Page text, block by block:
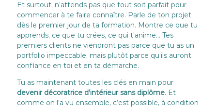
Et surtout, n’attends pas que tout soit parfait pour
commencer à te faire connaître. Parle de ton projet
dès le premier jour de ta formation. Montre ce que tu
apprends, ce que tu crées, ce qui t’anime… Tes
premiers clients ne viendront pas parce que tu as un
portfolio impeccable, mais plutôt parce qu’ils auront
confiance en toi et en ta démarche.
Tu as maintenant toutes les clés en main pour
devenir décoratrice d’intérieur sans diplôme. Et
comme on l’a vu ensemble, c’est possible, à condition